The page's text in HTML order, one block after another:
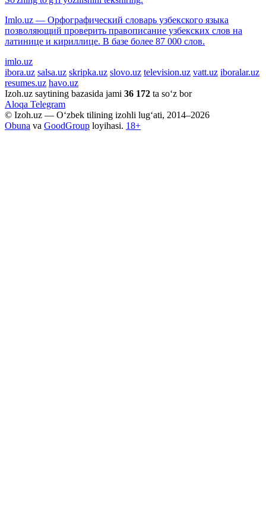
Imlo.uz — Орфографический словарь узбекского языка
позволяющий проверить правописание узбекских слов на
латинице и кириллице. В базе более 87 000 слов.
imlo.uz
ibora.uz salsa.uz skripka.uz slovo.uz television.uz vatt.uz iboralar.uz
resumes.uz havo.uz
Izoh.uz saytining bazasida jami 36 172 ta so‘z bor
Aloqa Telegram
© Izoh.uz — O‘zbek tilining izohli lug‘ati, 2014–2026
Obuna va GoodGroup loyihasi. 18+